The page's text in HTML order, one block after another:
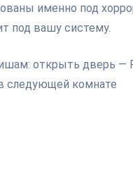
именно под
под вашу систему.
открыть дверь —
следующей комнате